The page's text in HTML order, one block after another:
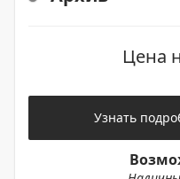
Цена
Узнать